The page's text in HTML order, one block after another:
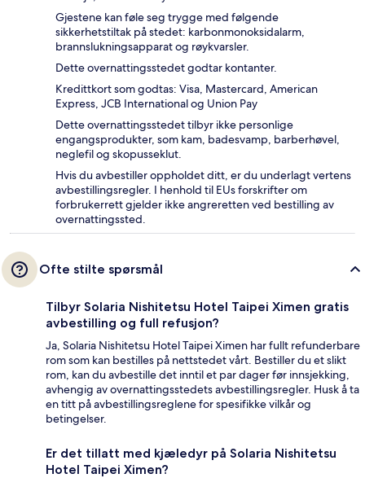
Gjestene kan føle seg trygge med følgende
sikkerhetstiltak på stedet: karbonmonoksidalarm,
brannslukningsapparat og røykvarsler.
Dette overnattingsstedet godtar kontanter.
Kredittkort som godtas: Visa, Mastercard, American
Express, JCB International og Union Pay
Dette overnattingsstedet tilbyr ikke personlige
engangsprodukter, som kam, badesvamp, barberhøvel,
neglefil og skopusseklut.
Hvis du avbestiller oppholdet ditt, er du underlagt vertens
avbestillingsregler. I henhold til EUs forskrifter om
forbrukerrett gjelder ikke angreretten ved bestilling av
overnattingssted.
Ofte stilte spørsmål
Tilbyr Solaria Nishitetsu Hotel Taipei Ximen gratis
avbestilling og full refusjon?
Ja, Solaria Nishitetsu Hotel Taipei Ximen har fullt refunderbare
rom som kan bestilles på nettstedet vårt. Bestiller du et slikt
rom, kan du avbestille det inntil et par dager før innsjekking,
avhengig av overnattingsstedets avbestillingsregler. Husk å ta
en titt på avbestillingsreglene for spesifikke vilkår og
betingelser.
Er det tillatt med kjæledyr på Solaria Nishitetsu
Hotel Taipei Ximen?